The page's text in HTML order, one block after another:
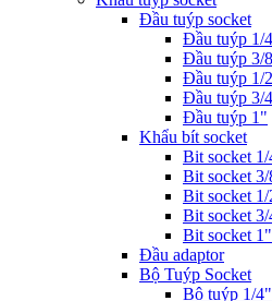
Đầu tuýp socket
Đầu tuýp 1/
Đầu tuýp 3/
Đầu tuýp 1/
Đầu tuýp 3/
Đầu tuýp 1"
Khẩu bít socket
Bit socket
Bit socket
Bit socket
Bit socket
Bit socket 1"
Đầu adaptor
Bộ Tuýp Socket
Bộ tuýp 1/4"